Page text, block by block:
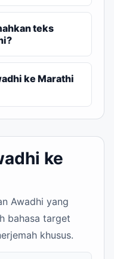
teks
ke Marathi
ke
Awadhi yang
bahasa target
khusus.